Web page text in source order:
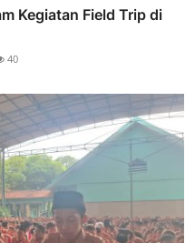
Kegiatan Field Trip di
40